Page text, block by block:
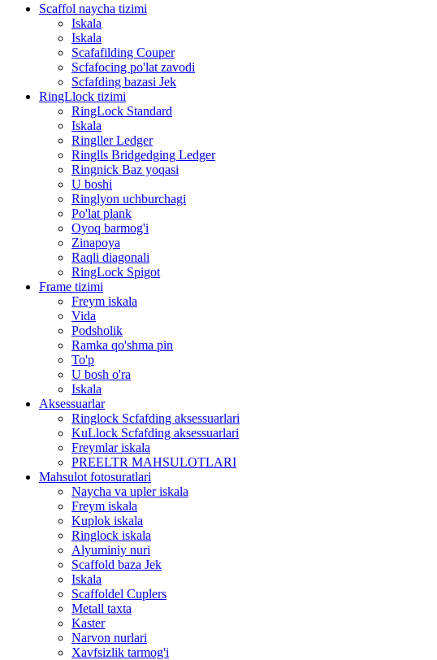
Scaffol naycha tizimi
Iskala
Iskala
Scafafilding Couper
Scfafocing po'lat zavodi
Scfafding bazasi Jek
RingLlock tizimi
RingLock Standard
Iskala
Ringller Ledger
Ringlls Bridgedging Ledger
Ringnick Baz yoqasi
U boshi
Ringlyon uchburchagi
Po'lat plank
Oyoq barmog'i
Zinapoya
Raqli diagonali
RingLock Spigot
Frame tizimi
Freym iskala
Vida
Podsholik
Ramka qo'shma pin
To'p
U bosh o'ra
Iskala
Aksessuarlar
Ringlock Scfafding aksessuarlari
KuLlock Scfafding aksessuarlari
Freymlar iskala
PREELTR MAHSULOTLARI
Mahsulot fotosuratlari
Naycha va upler iskala
Freym iskala
Kuplok iskala
Ringlock iskala
Alyuminiy nuri
Scaffold baza Jek
Iskala
Scaffoldel Cuplers
Metall taxta
Kaster
Narvon nurlari
Xavfsizlik tarmog'i